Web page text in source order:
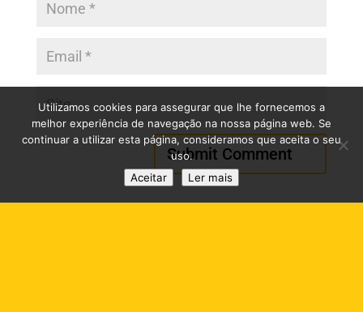
Utilizamos cookies para assegurar que lhe fornecemos a
melhor experiência de navegação na nossa página web. Se
continuar a utilizar esta página, consideramos que aceita o seu
uso.
Aceitar
Ler mais